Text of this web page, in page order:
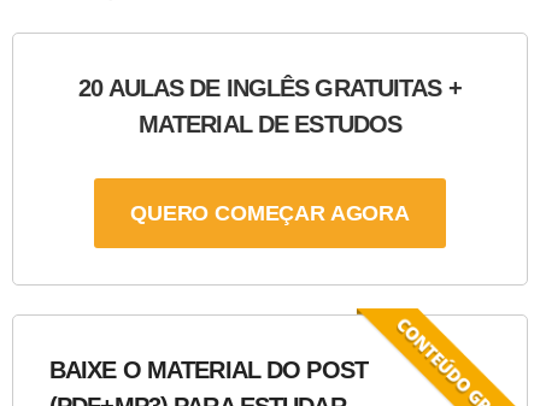
20 AULAS DE INGLÊS GRATUITAS +
MATERIAL DE ESTUDOS
QUERO COMEÇAR AGORA
BAIXE O MATERIAL DO POST